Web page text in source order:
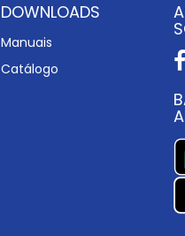
DOWNLOADS
Manuais
Catálogo